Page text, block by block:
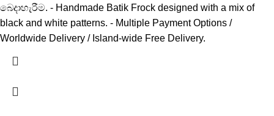
බෙදාහැරීම. - Handmade Batik Frock designed with a mix of
black and white patterns. - Multiple Payment Options /
Worldwide Delivery / Island-wide Free Delivery.